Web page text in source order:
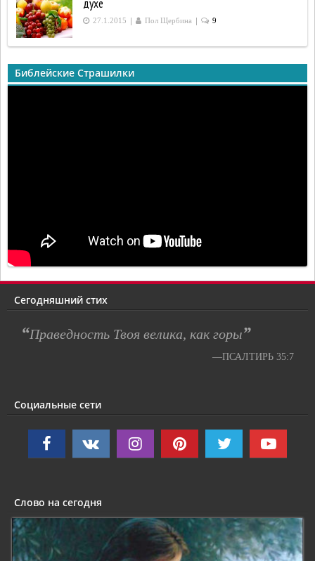
духе
27.1.2015 | Пол Щербина | 9
Библейские Страшилки
Сегодняшний стих
“Праведность Твоя велика, как горы”
—ПСАЛТИРЬ 35:7
Социальные сети
Слово на сегодня